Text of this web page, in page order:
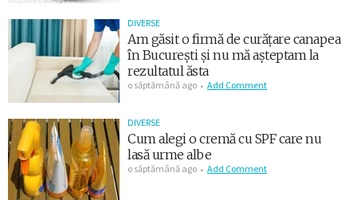
DIVERSE
Am găsit o firmă de curățare canapea
în București și nu mă așteptam la
rezultatul ăsta
o săptămână ago Add Comment
DIVERSE
Cum alegi o cremă cu SPF care nu
lasă urme albe
o săptămână ago Add Comment